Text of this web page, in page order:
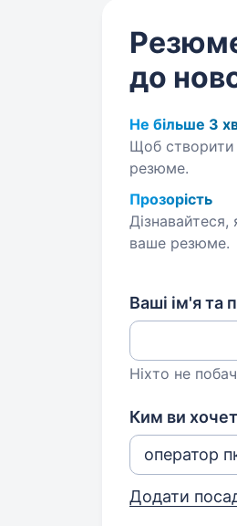
до
Не більше 3
Щоб створити
резюме.
Прозорість
Дізнавайтеся,
ваше резюме.
Ваші ім'я та
Ніхто не
Ким ви
Додати